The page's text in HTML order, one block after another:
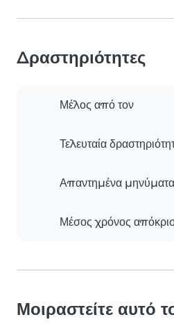
Δραστηριότητες
Μέλος από τον
Τελευταία
Απαντημένα μηνύματα
Μέσος χρόνος
Μοιραστείτε αυτό